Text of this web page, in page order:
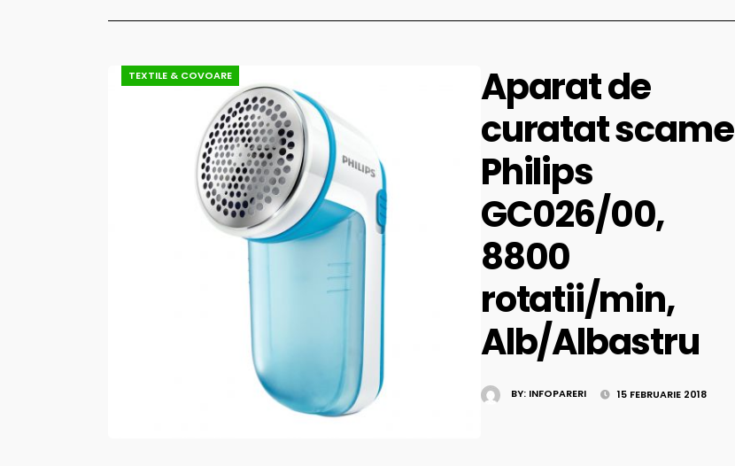
TEXTILE & COVOARE
Aparat de
curatat scame
Philips
GC026/00,
8800
rotatii/min,
Alb/Albastru
BY: INFOPARERI 15 FEBRUARIE 2018